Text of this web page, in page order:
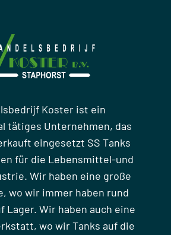
Koster ist ein
tätiges Unternehmen, das
eingesetzt SS Tanks
für die Lebensmittel-und
Wir haben eine große
wo wir immer haben rund
Lager. Wir haben auch eine
wo wir Tanks auf die